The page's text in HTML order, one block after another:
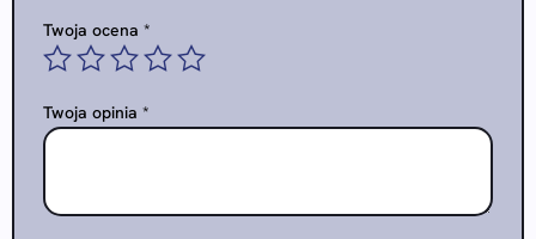
Twoja ocena *
Twoja opinia *